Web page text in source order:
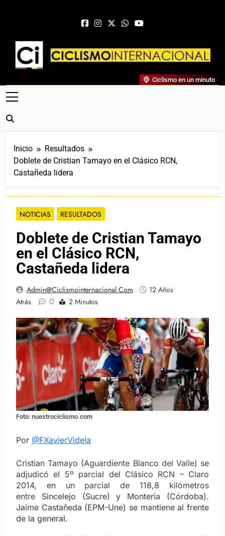
Ciclismo Internacional
Web Dedicada Al Ciclismo Mundial. Entrevistas, Análisis,
Crónicas, Previas Y Más. La Web Ciclista De Referencia.
Ciclismo en un minuto
Inicio
Resultados
Doblete de Cristian Tamayo en el Clásico RCN,
Castañeda lidera
NOTICIAS RESULTADOS
Doblete de Cristian Tamayo
en el Clásico RCN,
Castañeda lidera
Admin@ciclismointernacional.com
12 Años
Atrás
0 2 Minutos
Foto: nuestrociclismo.com
Por @FXavierVidela
Cristian Tamayo (Aguardiente Blanco del Valle) se
adjudicó el 5º parcial del Clásico RCN – Claro
2014, en un parcial de 118,8 kilómetros
entre Sincelejo (Sucre) y Montería (Córdoba).
Jaime Castañeda (EPM-Une) se mantiene al frente
de la general.